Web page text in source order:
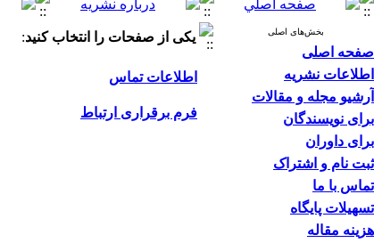
بخش‌های اصلی
صفحه اصلی
اطلاعات نشریه
آرشیو مجله و مقالات
برای نویسندگان
برای داوران
ثبت نام و اشتراک
تماس با ما
تسهیلات پایگاه
هزینه مقاله
یکی از صفحات را انتخاب کنید:
اطلاعات تماس
فرم برقراری ارتباط